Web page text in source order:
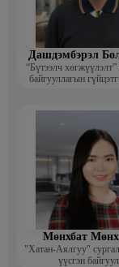
Дашдэмбэрэл
“Бүтээлч
байгууллагын
Мөнхбат
"Хатан-Аялгуу"
үүсгэн